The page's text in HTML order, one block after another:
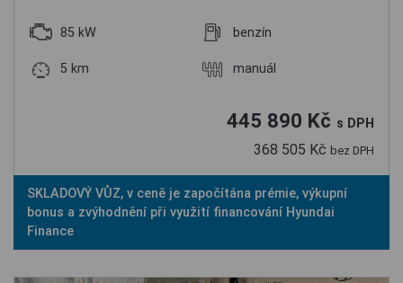
85 kW benzín
5 km manuál
445 890 Kč s DPH
368 505 Kč bez DPH
SKLADOVÝ VŮZ, v ceně je započítána prémie, výkupní
bonus a zvýhodnění při využití financování Hyundai
Finance